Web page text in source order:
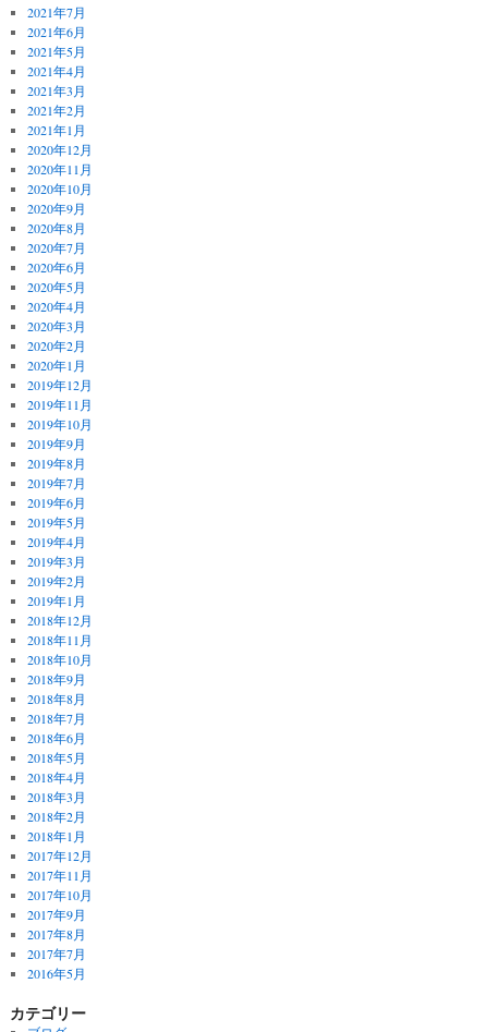
2021年7月
2021年6月
2021年5月
2021年4月
2021年3月
2021年2月
2021年1月
2020年12月
2020年11月
2020年10月
2020年9月
2020年8月
2020年7月
2020年6月
2020年5月
2020年4月
2020年3月
2020年2月
2020年1月
2019年12月
2019年11月
2019年10月
2019年9月
2019年8月
2019年7月
2019年6月
2019年5月
2019年4月
2019年3月
2019年2月
2019年1月
2018年12月
2018年11月
2018年10月
2018年9月
2018年8月
2018年7月
2018年6月
2018年5月
2018年4月
2018年3月
2018年2月
2018年1月
2017年12月
2017年11月
2017年10月
2017年9月
2017年8月
2017年7月
2016年5月
カテゴリー